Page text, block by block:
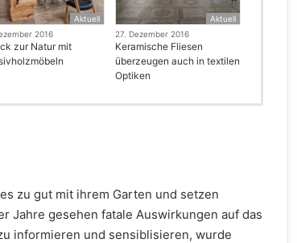
Aktuell
2016
zur Natur mit
Aktuell
27. Dezember 2016
Keramische Fliesen
überzeugen auch in textilen
Optiken
zu gut mit ihrem Garten und setzen
Jahre gesehen fatale Auswirkungen auf das
informieren und sensiblisieren, wurde